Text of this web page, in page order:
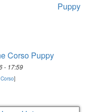
Puppy
Corso Puppy
- 17:59
]